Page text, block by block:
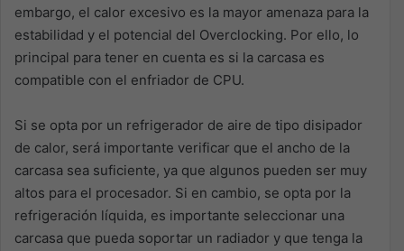
embargo, el calor excesivo es la mayor amenaza para la
estabilidad y el potencial del Overclocking. Por ello, lo
principal para tener en cuenta es si la carcasa es
compatible con el enfriador de CPU.
Si se opta por un refrigerador de aire de tipo disipador
de calor, será importante verificar que el ancho de la
carcasa sea suficiente, ya que algunos pueden ser muy
altos para el procesador. Si en cambio, se opta por la
refrigeración líquida, es importante seleccionar una
carcasa que pueda soportar un radiador y que tenga la